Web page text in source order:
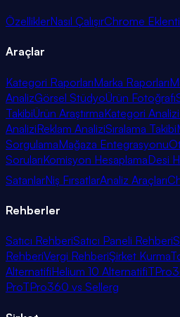
ÖzelliklerNasıl ÇalışırChrome
Araçlar
Kategori RaporlarıMarka Raporları
AnalizGörsel StüdyoÜrün Fotoğrafı
TakibiÜrün AraştırmaKategori Analizi
AnaliziReklam AnaliziSıralama Takibi
SorgulamaMağaza Entegrasyonu
SorularıKomisyon HesaplamaDesi
SatanlarNiş FırsatlarAnaliz Araçları
Rehberler
Satıcı RehberiSatıcı Paneli Rehberi
RehberiVergi RehberiŞirket Kurma
AlternatifiHelium 10 Alternatifi
ProTPro360 vs Sellerg